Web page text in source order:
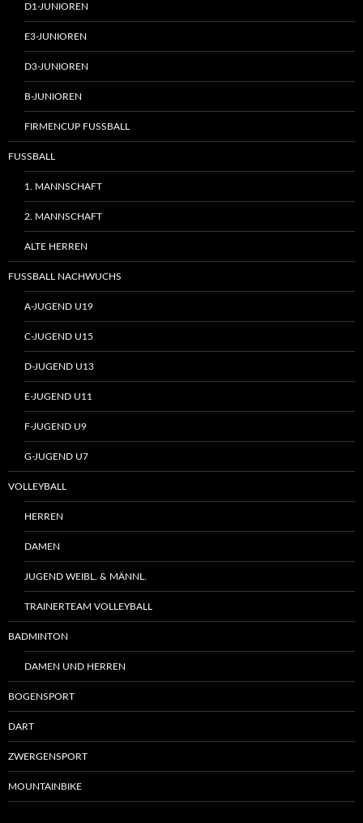
D1-JUNIOREN
E3-JUNIOREN
D3-JUNIOREN
B-JUNIOREN
FIRMENCUP FUSSBALL
FUSSBALL
1. MANNSCHAFT
2. MANNSCHAFT
ALTE HERREN
FUSSBALL NACHWUCHS
A-JUGEND U19
C-JUGEND U15
D-JUGEND U13
E-JUGEND U11
F-JUGEND U9
G-JUGEND U7
VOLLEYBALL
HERREN
DAMEN
JUGEND WEIBL. & MÄNNL.
TRAINERTEAM VOLLEYBALL
BADMINTON
DAMEN UND HERREN
BOGENSPORT
DART
ZWERGENSPORT
MOUNTAINBIKE